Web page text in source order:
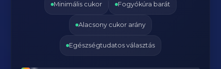
Minimális cukor Fogyókúra barát
Alacsony cukor arány
Egészségtudatos választás